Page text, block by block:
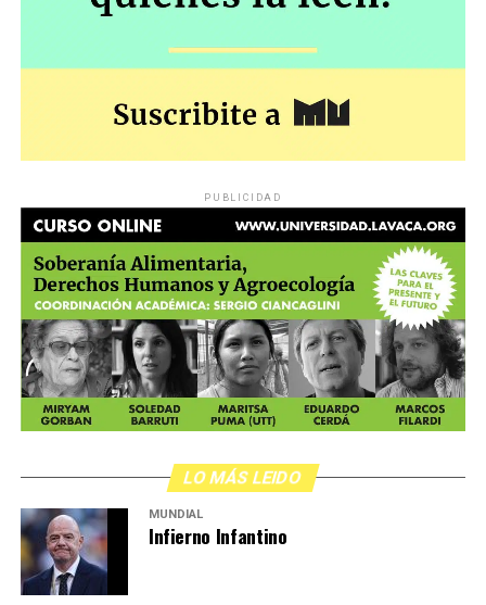
PUBLICIDAD
LO MÁS LEIDO
MUNDIAL
Infierno Infantino